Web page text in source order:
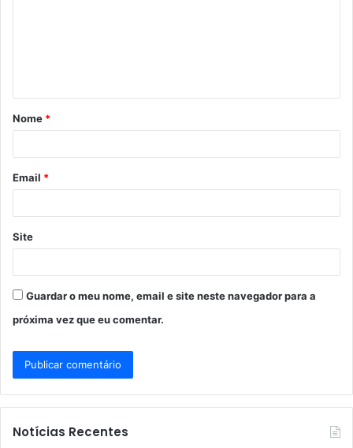
á
r
*
Nome *
Email *
Site
Guardar o meu nome, email e site neste navegador para a
próxima vez que eu comentar.
Notícias Recentes